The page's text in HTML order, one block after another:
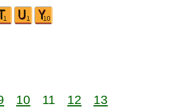
10 11 12
13